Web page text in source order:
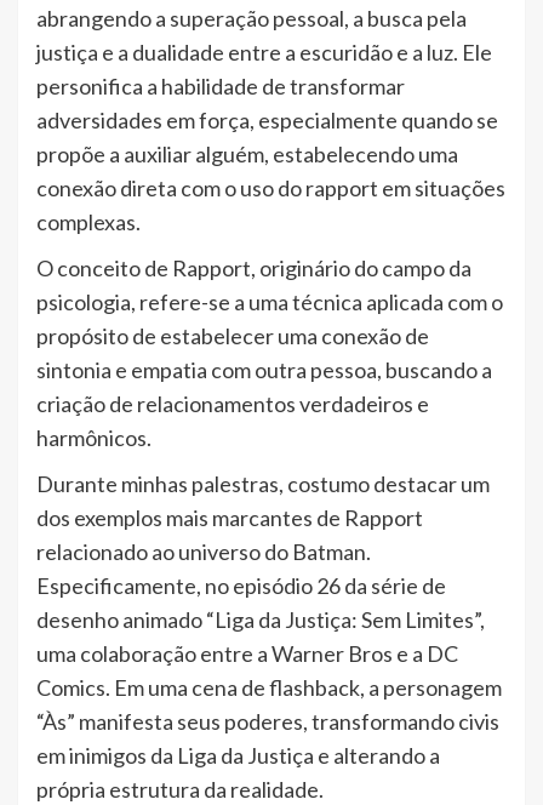
abrangendo a superação pessoal, a busca pela
justiça e a dualidade entre a escuridão e a luz. Ele
personifica a habilidade de transformar
adversidades em força, especialmente quando se
propõe a auxiliar alguém, estabelecendo uma
conexão direta com o uso do rapport em situações
complexas.
O conceito de Rapport, originário do campo da
psicologia, refere-se a uma técnica aplicada com o
propósito de estabelecer uma conexão de
sintonia e empatia com outra pessoa, buscando a
criação de relacionamentos verdadeiros e
harmônicos.
Durante minhas palestras, costumo destacar um
dos exemplos mais marcantes de Rapport
relacionado ao universo do Batman.
Especificamente, no episódio 26 da série de
desenho animado “Liga da Justiça: Sem Limites”,
uma colaboração entre a Warner Bros e a DC
Comics. Em uma cena de flashback, a personagem
“Às” manifesta seus poderes, transformando civis
em inimigos da Liga da Justiça e alterando a
própria estrutura da realidade.